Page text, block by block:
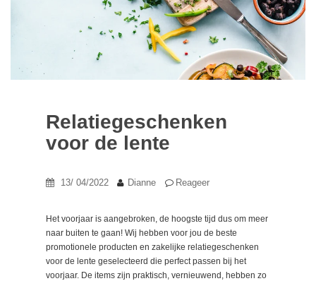
Relatiegeschenken
voor de lente
13/ 04/2022 Dianne Reageer
Het voorjaar is aangebroken, de hoogste tijd dus om meer
naar buiten te gaan! Wij hebben voor jou de beste
promotionele producten en zakelijke relatiegeschenken
voor de lente geselecteerd die perfect passen bij het
voorjaar. De items zijn praktisch, vernieuwend, hebben zo